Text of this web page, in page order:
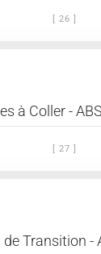
[ 26 ]
à Coller -
[ 27 ]
Transition -